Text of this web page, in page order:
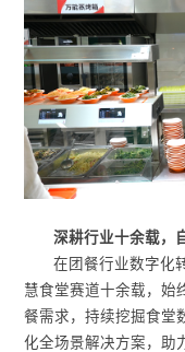
深耕行业十余载，
在团餐行业数字化
慧食堂赛道十余载，始
餐需求，持续挖掘食堂
化全场景解决方案，助